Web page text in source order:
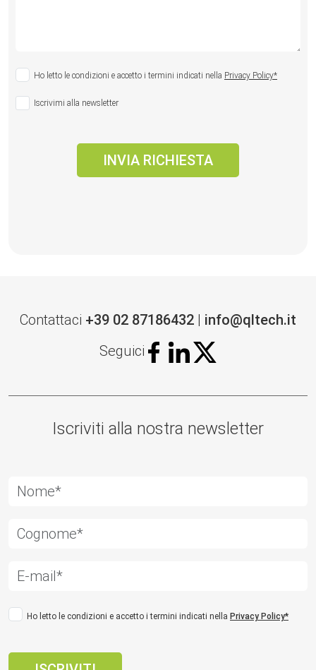
Ho letto le condizioni e accetto i termini indicati nella Privacy Policy*
Iscrivimi alla newsletter
Contattaci +39 02 87186432 | info@qltech.it
Seguici
Iscriviti alla nostra newsletter
Ho letto le condizioni e accetto i termini indicati nella Privacy Policy*